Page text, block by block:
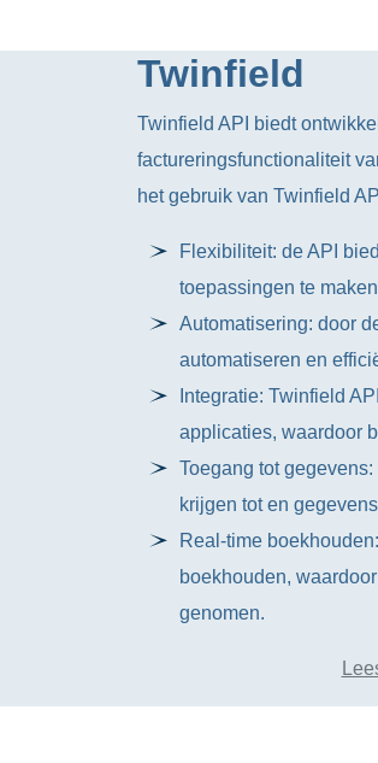
Twinfield
Twinfield API biedt
factureringsfunctionaliteit
het gebruik van Twinfield
Flexibiliteit: de API
toepassingen te
Automatisering: door
automatiseren en
Integratie: Twinfield
applicaties, waardoor
Toegang tot
krijgen tot en
Real-time
boekhouden,
genomen.